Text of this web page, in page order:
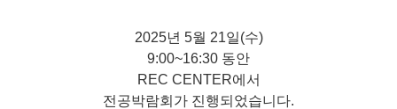
2025년 5월 21일(수)
9:00~16:30 동안
REC CENTER에서
전공박람회가 진행되었습니다.